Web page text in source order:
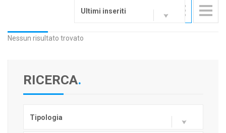
Ultimi inseriti
Nessun risultato trovato
RICERCA.
Tipologia